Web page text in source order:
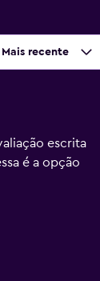
Ordenar por:
Mais recente
escrita
é a opção